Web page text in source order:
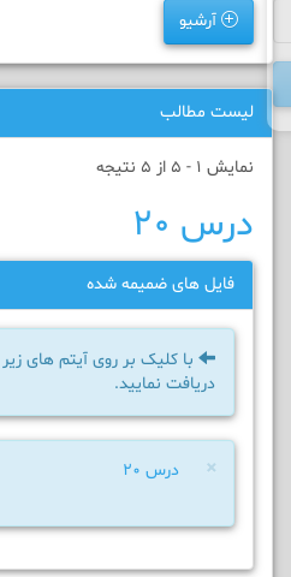
آرشیو
لیست مطالب
نمایش 1 - 5 از 5 نتیجه
درس ۲۰
فایل های ضمیمه شده
با کلیک بر روی آیتم های
دریافت نمایید.
× درس ۲۰